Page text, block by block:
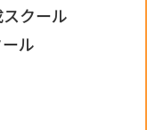
クール
ル